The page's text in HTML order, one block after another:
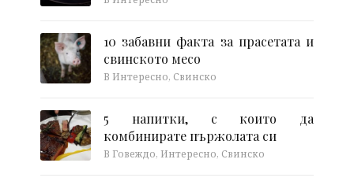
10 забавни факта за прасетата и
свинското месо
В Интересно, Свинско
5 напитки, с които да
комбинирате пържолата си
В Говеждо, Интересно, Свинско